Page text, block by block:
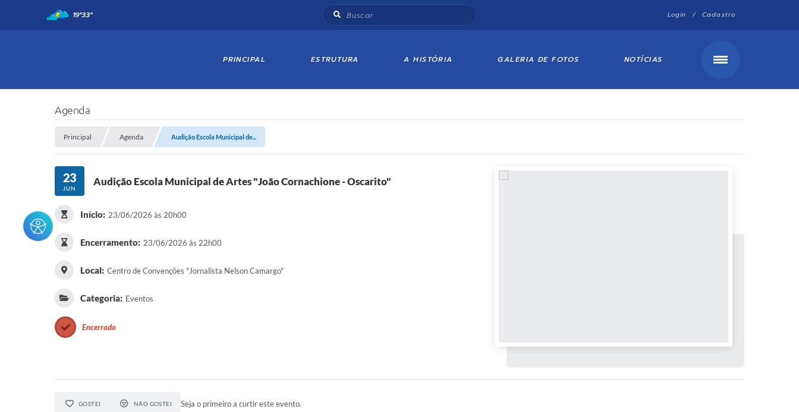
Login / Cadastro
19°33°
PRINCIPAL ESTRUTURA A HISTÓRIA GALERIA DE FOTOS NOTÍCIAS
Agenda
Principal Agenda Audição Escola Municipal de...
23
JUN
Audição Escola Municipal de Artes "João Cornachione - Oscarito"
Início: 23/06/2026 às 20h00
Encerramento: 23/06/2026 às 22h00
Local: Centro de Convenções "Jornalista Nelson Camargo"
Categoria: Eventos
Encerrado
GOSTEI NÃO GOSTEI Seja o primeiro a curtir este evento.